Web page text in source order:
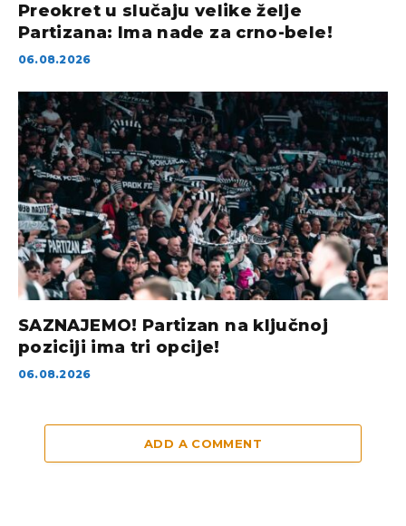
Preokret u slučaju velike želje
Partizana: Ima nade za crno-bele!
06.08.2026
SAZNAJEMO! Partizan na ključnoj
poziciji ima tri opcije!
06.08.2026
ADD A COMMENT